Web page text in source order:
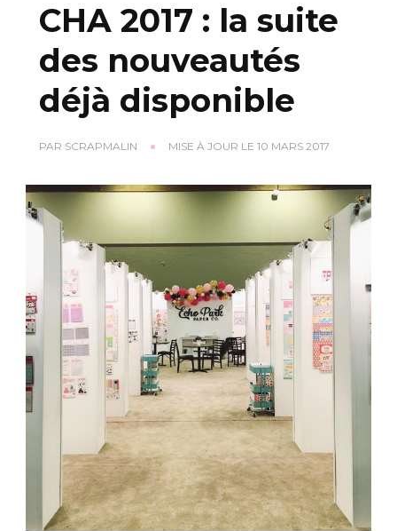
CHA 2017 : la suite
des nouveautés
déjà disponible
PAR SCRAPMALIN MISE À JOUR LE 10 MARS 2017